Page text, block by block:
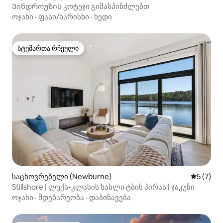
Ვინდროუზის კოტეჯი გიმასპინძლებთ
ოჯახი · ფასი/ხარისხი · ხედი
სტუმართა რჩეული
სტუმართა რჩეული
საცხოვრებელი (Newburne)
5 (7)
Stillshore | ლუქს-კლასის სახლი ტბის პირას | ჯაკუზი
ოჯახი · მდებარეობა · დაბინავება